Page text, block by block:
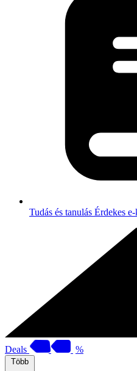
Tudás és tanulás Érdekes
Deals %
Több